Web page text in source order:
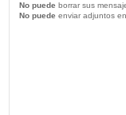
No puede borrar sus
No puede enviar adjuntos